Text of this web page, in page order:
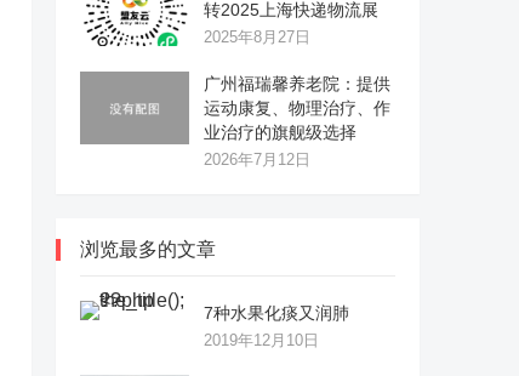
转2025上海快递物流展
2025年8月27日
广州福瑞馨养老院：提供
运动康复、物理治疗、作
业治疗的旗舰级选择
2026年7月12日
浏览最多的文章
7种水果化痰又润肺
2019年12月10日